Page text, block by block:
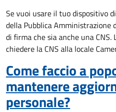
Se vuoi usare il tuo dispositivo
della Pubblica
di firma che sia anche una CNS.
chiedere la CNS alla locale
Come faccio a
mantenere
personale?